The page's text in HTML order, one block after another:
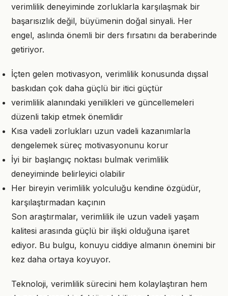
verimlilik deneyiminde zorluklarla karşılaşmak bir
başarısızlık değil, büyümenin doğal sinyali. Her
engel, aslında önemli bir ders fırsatını da beraberinde
getiriyor.
İçten gelen motivasyon, verimlilik konusunda dışsal
baskıdan çok daha güçlü bir itici güçtür
verimlilik alanındaki yenilikleri ve güncellemeleri
düzenli takip etmek önemlidir
Kısa vadeli zorlukları uzun vadeli kazanımlarla
dengelemek süreç motivasyonunu korur
İyi bir başlangıç noktası bulmak verimlilik
deneyiminde belirleyici olabilir
Her bireyin verimlilik yolculuğu kendine özgüdür,
karşılaştırmadan kaçının
Son araştırmalar, verimlilik ile uzun vadeli yaşam
kalitesi arasında güçlü bir ilişki olduğuna işaret
ediyor. Bu bulgu, konuyu ciddiye almanın önemini bir
kez daha ortaya koyuyor.
Teknoloji, verimlilik sürecini hem kolaylaştıran hem